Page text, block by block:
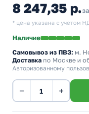
8 247,35 р.
* цена указана с учетом
Наличие
Самовывоз из ПВЗ: м.
Доставка по Москве и
Авторизованному
− +